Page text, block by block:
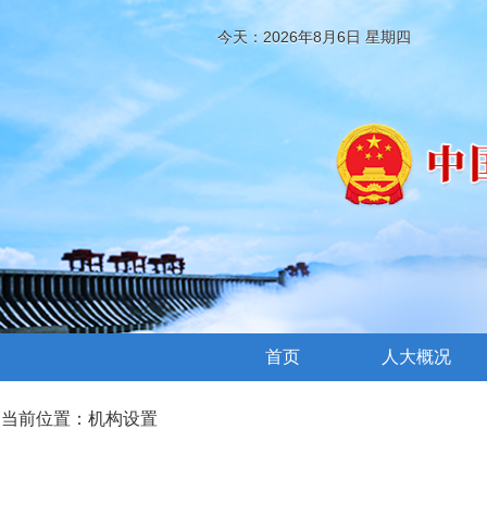
今天：2026年8月6日 星期四
首页 人大概况
当前位置： 机构设置